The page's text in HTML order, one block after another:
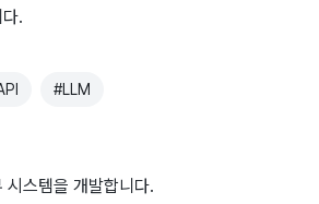
.
#LLM
시스템을 개발합니다.